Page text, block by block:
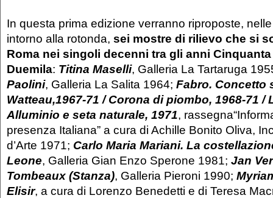
In questa prima edizione verranno riproposte,
intorno alla rotonda, sei mostre di rilievo che si
Roma nei singoli decenni tra gli anni
Duemila: Titina Maselli, Galleria La Tartaruga
Paolini, Galleria La Salita 1964; Fabro. Concetto
Watteau,1967-71 / Corona di piombo, 1968-71 /
Alluminio e seta naturale, 1971,
presenza Italiana” a cura di Achille Bonito Oliva,
d’Arte 1971; Carlo Maria Mariani. La
Leone, Galleria Gian Enzo Sperone 1981; Jan
Tombeaux (Stanza), Galleria Pieroni 1990;
Elisir, a cura di Lorenzo Benedetti e di Teresa